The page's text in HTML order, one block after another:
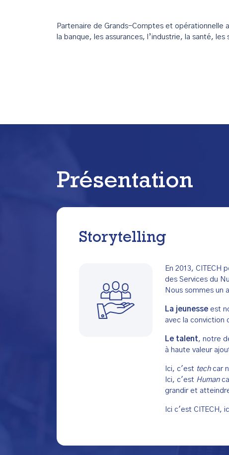
Partenaire de Grands-Comptes et opérationnelle
la banque, les assurances, l’industrie, la santé,
Présentation
Storytelling
En 2013,
des Services du
Nous sommes un
La jeunesse est
avec la conviction
Le talent, notre
à haute valeur
Ici, c'est techcar
Ici, c'est Human
grandir et
Ici c'est CITECH,